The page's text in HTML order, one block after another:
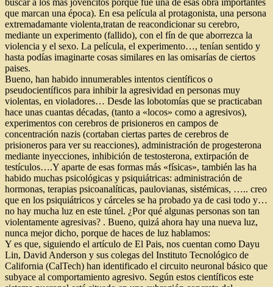
que marcan una época). En esa película al protagonista, una persona
extremadamante violenta,tratan de reacondicionar su cerebro,
mediante un experimento (fallido), con el fín de que aborrezca la
violencia y el sexo. La película, el experimento…, tenían sentido y
hasta podías imaginarte cosas similares en las omisarías de ciertos
paises.
Bueno, han habido innumerables intentos científicos o
pseudocientíficos para inhibir la agresividad en personas muy
violentas, en violadores… Desde las lobotomías que se practicaban
hace unas cuantas décadas, (tanto a «locos» como a agresivos),
experimentos con cerebros de prisioneros en campos de
concentración nazis (cortaban ciertas partes de cerebros de
prisioneros para ver su reacciones), administración de progesterona
mediante inyecciones, inhibición de testosterona, extirpación de
testículos….Y aparte de esas formas más «físicas», también las ha
habido muchas psicológicas y psiquiátricas: administración de
hormonas, terapias psicoanalíticas, paulovianas, sistémicas, ….. creo
que en los psiquiátricos y cárceles se ha probado ya de casi todo y…
no hay mucha luz en este túnel. ¿Por qué algunas personas son tan
violentamente agresivas? . Bueno, quizá ahora hay una nueva luz,
nunca mejor dicho, porque de haces de luz hablamos:
Y es que, siguiendo el artículo de El Pais, nos cuentan como Dayu
Lin, David Anderson y sus colegas del Instituto Tecnológico de
California (CalTech) han identificado el circuito neuronal básico que
subyace al comportamiento agresivo. Según estos científicos este